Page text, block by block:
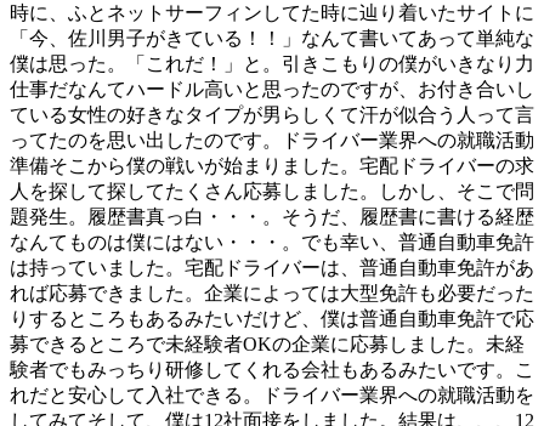
時に、ふとネットサーフィンしてた時に辿り着いたサイトに
「今、佐川男子がきている！！」なんて書いてあって単純な
僕は思った。「これだ！」と。引きこもりの僕がいきなり力
仕事だなんてハードル高いと思ったのですが、お付き合いし
ている女性の好きなタイプが男らしくて汗が似合う人って言
ってたのを思い出したのです。ドライバー業界への就職活動
準備そこから僕の戦いが始まりました。宅配ドライバーの求
人を探して探してたくさん応募しました。しかし、そこで問
題発生。履歴書真っ白・・・。そうだ、履歴書に書ける経歴
なんてものは僕にはない・・・。でも幸い、普通自動車免許
は持っていました。宅配ドライバーは、普通自動車免許があ
れば応募できました。企業によっては大型免許も必要だった
りするところもあるみたいだけど、僕は普通自動車免許で応
募できるところで未経験者OKの企業に応募しました。未経
験者でもみっちり研修してくれる会社もあるみたいです。こ
れだと安心して入社できる。ドライバー業界への就職活動を
してみてそして、僕は12社面接をしました。結果は、、、12